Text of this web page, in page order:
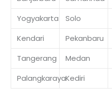
Yogyakarta
Solo
Kendari
Pekanbaru
Tangerang
Medan
PalangkarayaKediri